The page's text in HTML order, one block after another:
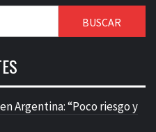
Argentina: “Poco riesgo y